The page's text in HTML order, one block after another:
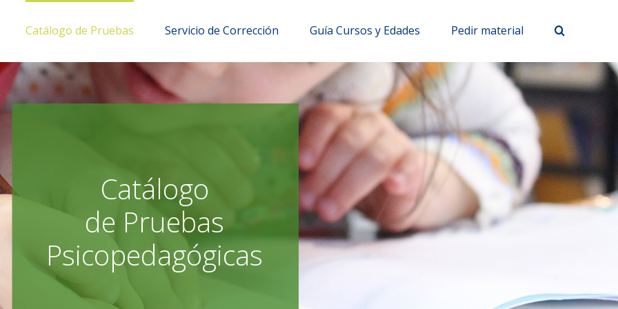
Catálogo de Pruebas Servicio de Corrección Guía Cursos y Edades Pedir material
Catálogo
de Pruebas
Psicopedagógicas